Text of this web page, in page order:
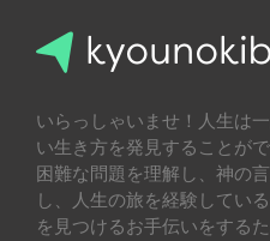
いらっしゃいませ！人生は
い生き方を発見することが
困難な問題を理解し、神の
し、人生の旅を経験してい
を見つけるお手伝いをする